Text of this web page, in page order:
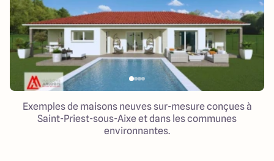
Exemples de maisons neuves sur-mesure conçues à
Saint-Priest-sous-Aixe et dans les communes
environnantes.